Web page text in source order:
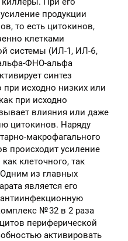
продукции
то есть цитокинов,
клетками
системы (ИЛ-1, ИЛ-6,
ФНО-альфа
синтез
исходно низких или
при исходно
влияния или даже
цитокинов. Наряду
макрофагального
происходит усиление
клеточного, так
из главных
является его
№ 32 в 2 раза
периферической
активировать